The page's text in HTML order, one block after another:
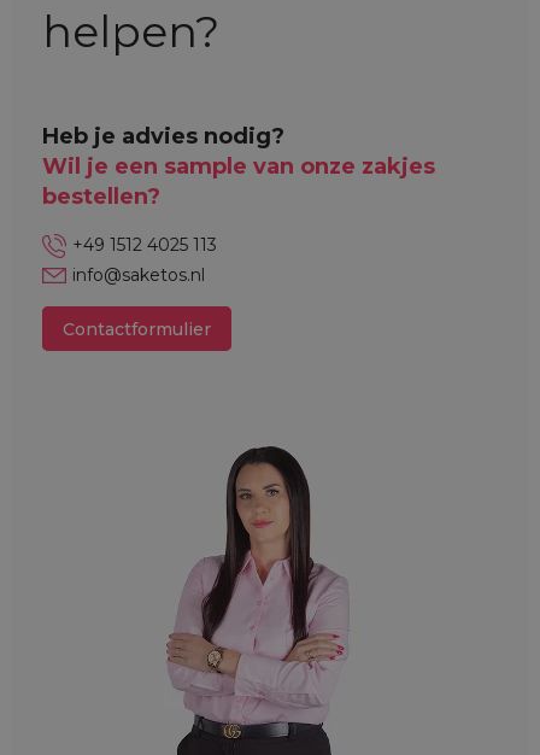
helpen?
Heb je advies nodig?
Wil je een sample van onze zakjes
bestellen?
+49 1512 4025 113
info@saketos.nl
Contactformulier